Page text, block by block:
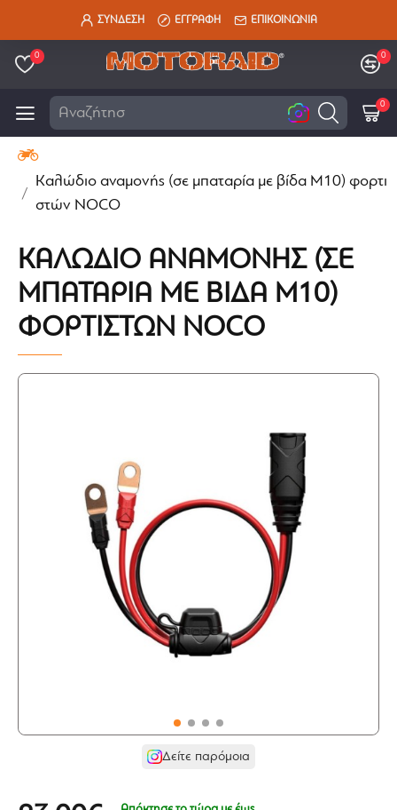
ΣΥΝΔΕΣΗ ΕΓΓΡΑΦΗ ΕΠΙΚΟΙΝΩΝΙΑ
0 0
Αναζήτηση εδ
0
Καλώδιο αναμονής (σε μπαταρία με βίδα Μ10) φορτι
στών NOCO
ΚΑΛΏΔΙΟ ΑΝΑΜΟΝΉΣ (ΣΕ
ΜΠΑΤΑΡΊΑ ΜΕ ΒΊΔΑ Μ10)
ΦΟΡΤΙΣΤΏΝ NOCO
Δείτε παρόμοια